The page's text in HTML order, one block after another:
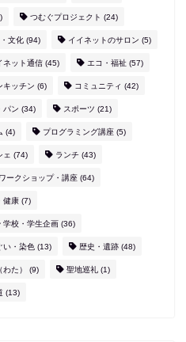
つむぐプロジェクト (24)
文化 (94) イイネットのサロン (5)
ネット通信 (45) エコ・福祉 (57)
キッチン (6) コミュニティ (42)
パン (34) スポーツ (21)
(4) プログラミング講座 (5)
ェ (74) ランチ (43)
ワークショップ・講座 (64)
健康 (7)
学校・学生企画 (36)
い・染色 (13) 歴史・遺跡 (48)
わた） (9) 聖地巡礼 (1)
(13)